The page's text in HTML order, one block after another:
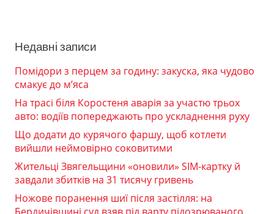
Недавні записи
Помідори з перцем за годину: закуска, яка чудово
смакує до м’яса
На трасі біля Коростеня аварія за участю трьох
авто: водіїв попереджають про ускладнення руху
Що додати до курячого фаршу, щоб котлети
вийшли неймовірно соковитими
Жительці Звягельщини «оновили» SIM-картку й
завдали збитків на 31 тисячу гривень
Ножове поранення шиї після застілля: на